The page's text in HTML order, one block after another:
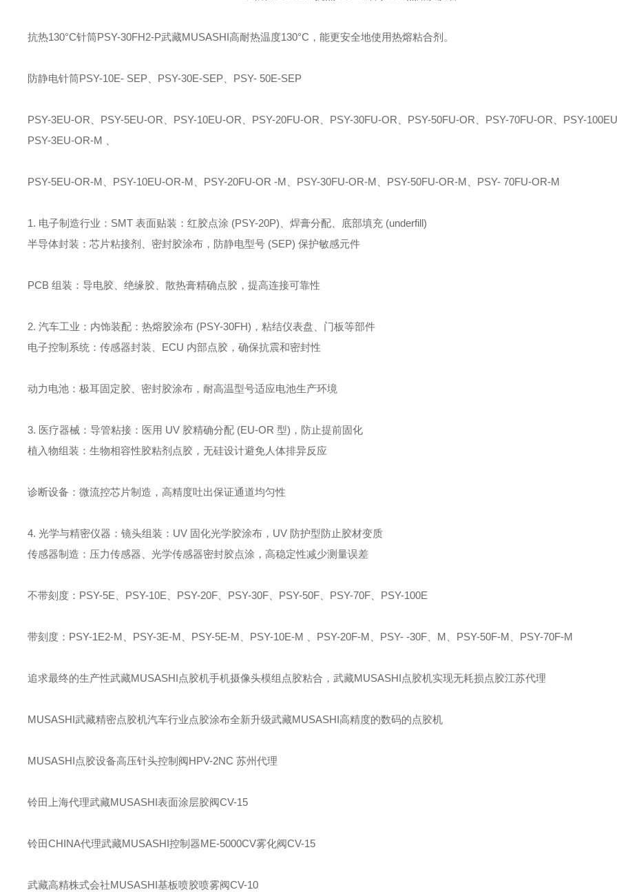
抗热130°C针筒PSY-30FH2-P武藏MUSASHI高耐热温度130°C，能更安全地使用热熔粘合剂。
防静电针筒PSY-10E- SEP、PSY-30E-SEP、PSY- 50E-SEP
PSY-3EU-OR、PSY-5EU-OR、PSY-10EU-OR、PSY-20FU-OR、PSY-30FU-OR、PSY-50FU-OR、PSY-70FU-OR、PSY-
PSY-3EU-OR-M 、
PSY-5EU-OR-M、PSY-10EU-OR-M、PSY-20FU-OR -M、PSY-30FU-OR-M、PSY-50FU-OR-M、PSY- 70FU-OR-M
1. 电子制造行业：SMT 表面贴装：红胶点涂 (PSY-20P)、焊膏分配、底部填充 (underfill)
半导体封装：芯片粘接剂、密封胶涂布，防静电型号 (SEP) 保护敏感元件
PCB 组装：导电胶、绝缘胶、散热膏精确点胶，提高连接可靠性
2. 汽车工业：内饰装配：热熔胶涂布 (PSY-30FH)，粘结仪表盘、门板等部件
电子控制系统：传感器封装、ECU 内部点胶，确保抗震和密封性
动力电池：极耳固定胶、密封胶涂布，耐高温型号适应电池生产环境
3. 医疗器械：导管粘接：医用 UV 胶精确分配 (EU-OR 型)，防止提前固化
植入物组装：生物相容性胶粘剂点胶，无硅设计避免人体排异反应
诊断设备：微流控芯片制造，高精度吐出保证通道均匀性
4. 光学与精密仪器：镜头组装：UV 固化光学胶涂布，UV 防护型防止胶材变质
传感器制造：压力传感器、光学传感器密封胶点涂，高稳定性减少测量误差
不带刻度：PSY-5E、PSY-10E、PSY-20F、PSY-30F、PSY-50F、PSY-70F、PSY-100E
带刻度：PSY-1E2-M、PSY-3E-M、PSY-5E-M、PSY-10E-M 、PSY-20F-M、PSY- -30F、M、PSY-50F-M、PSY-70F-M
追求最终的生产性武藏MUSASHI点胶机手机摄像头模组点胶粘合，武藏MUSASHI点胶机实现无耗损点胶江苏代理
MUSASHI武藏精密点胶机汽车行业点胶涂布全新升级武藏MUSASHI高精度的数码的点胶机
MUSASHI点胶设备高压针头控制阀HPV-2NC 苏州代理
铃田上海代理武藏MUSASHI表面涂层胶阀CV-15
铃田CHINA代理武藏MUSASHI控制器ME-5000CV雾化阀CV-15
武藏高精株式会社MUSASHI基板喷胶喷雾阀CV-10